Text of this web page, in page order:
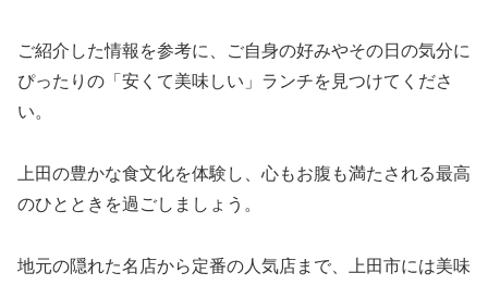
ご紹介した情報を参考に、ご自身の好みやその日の気分に
ぴったりの「安くて美味しい」ランチを見つけてくださ
い。
上田の豊かな食文化を体験し、心もお腹も満たされる最高
のひとときを過ごしましょう。
地元の隠れた名店から定番の人気店まで、上田市には美味